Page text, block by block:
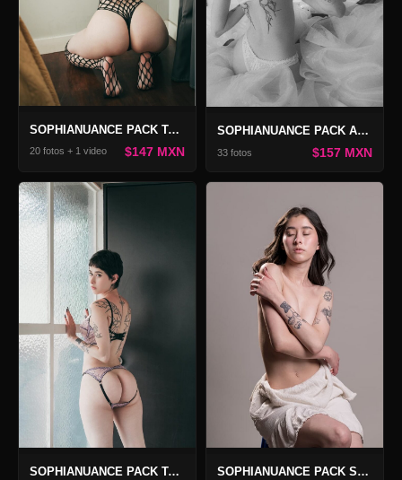
SOPHIANUANCE PACK TANGERINE 3
20 fotos + 1 video $147 MXN
SOPHIANUANCE PACK ANATOMÍA DEL GRIS
33 fotos $157 MXN
SOPHIANUANCE PACK TANGERINE 2 SOPHIANUANCE PACK SECRET